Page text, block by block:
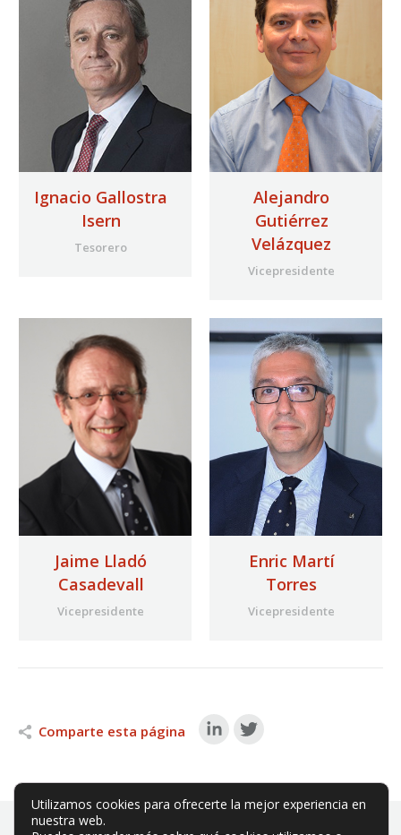
Ignacio Gallostra
Isern
Tesorero
Alejandro
Gutiérrez
Velázquez
Vicepresidente
Jaime Lladó
Casadevall
Vicepresidente
Enric Martí
Torres
Vicepresidente
Comparte esta página
Utilizamos cookies para ofrecerte la mejor experiencia en
nuestra web.